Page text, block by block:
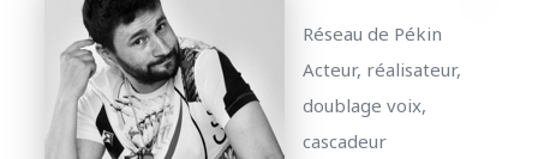
Réseau de Pékin
Acteur, réalisateur,
doublage voix,
cascadeur